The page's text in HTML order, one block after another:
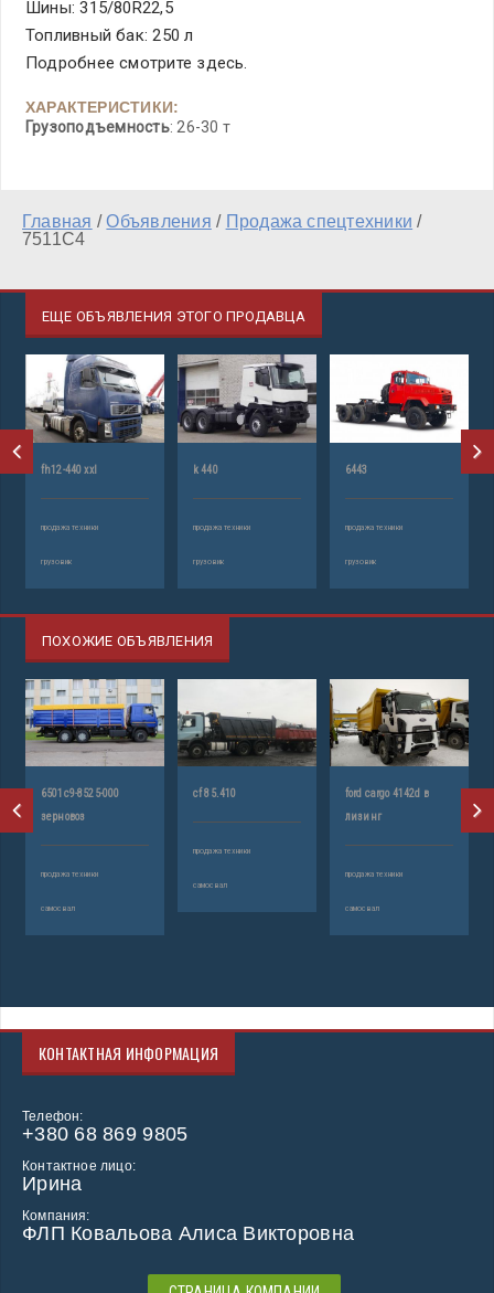
Шины: 315/80R22,5
Топливный бак: 250 л
Подробнее смотрите здесь.
ХАРАКТЕРИСТИКИ:
Грузоподъемность: 26-30 т
Главная /Объявления / Продажа спецтехники /
7511С4
ЕЩЕ ОБЪЯВЛЕНИЯ ЭТОГО ПРОДАВЦА
fh12-440 xxl
продажа техники
грузовик
k 440
продажа техники
грузовик
6443
продажа техники
грузовик
ПОХОЖИЕ ОБЪЯВЛЕНИЯ
6501с9-8525-000
зерновоз
продажа техники
самосвал
cf 85.410
продажа техники
самосвал
ford cargo 4142d в
лизинг
продажа техники
самосвал
КОНТАКТНАЯ ИНФОРМАЦИЯ
Телефон:
+380 68 869 9805
Контактное лицо:
Ирина
Компания:
ФЛП Ковальова Алиса Викторовна